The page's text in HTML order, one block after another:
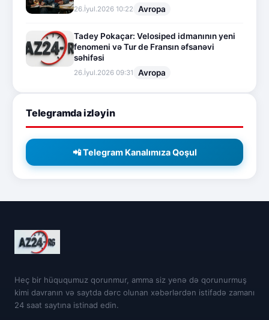
26.İyul.2026 10:22 Avropa
Tadey Pokaçar: Velosiped idmanının yeni
fenomeni və Tur de Fransın əfsanəvi
səhifəsi
26.İyul.2026 09:31 Avropa
Telegramda izləyin
📲 Telegram Kanalımıza Qoşul
Heç bir hüququmuz qorunmur, amma siz yenə də qorunurmuş
kimi davranın və saytda dərc olunan xəbərlərdən istifadə zamanı
24 saat saytına istinad edin.